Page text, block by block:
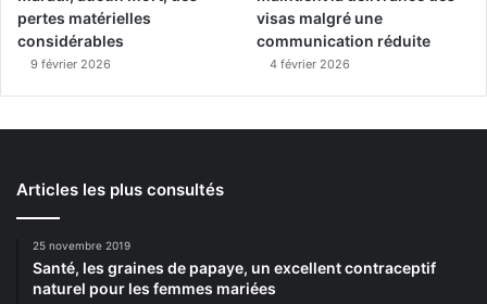
pertes matérielles
considérables
9 février 2026
visas malgré une
communication réduite
4 février 2026
Articles les plus consultés
25 novembre 2019
Santé, les graines de papaye, un excellent contraceptif
naturel pour les femmes mariées